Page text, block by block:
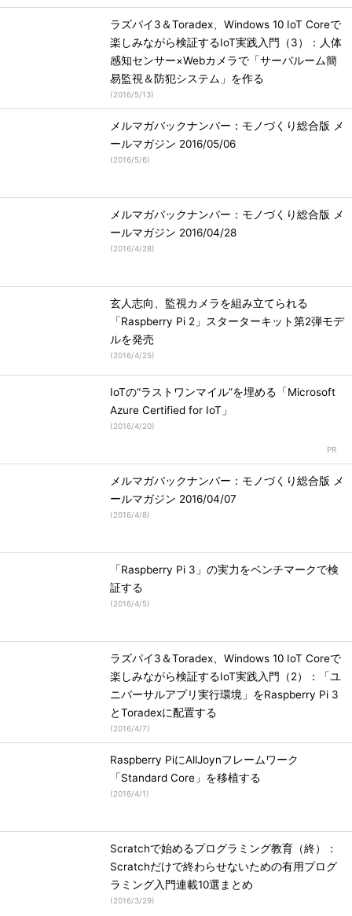
ラズパイ3＆Toradex、Windows 10 IoT Coreで
楽しみながら検証するIoT実践入門（3）：人体
感知センサー×Webカメラで「サーバルーム簡
易監視＆防犯システム」を作る
(2016/5/13)
メルマガバックナンバー：モノづくり総合版 メ
ールマガジン 2016/05/06
(2016/5/6)
メルマガバックナンバー：モノづくり総合版 メ
ールマガジン 2016/04/28
(2016/4/28)
玄人志向、監視カメラを組み立てられる
「Raspberry Pi 2」スターターキット第2弾モデ
ルを発売
(2016/4/25)
IoTの“ラストワンマイル”を埋める「Microsoft
Azure Certified for IoT」
(2016/4/20)
メルマガバックナンバー：モノづくり総合版 メ
ールマガジン 2016/04/07
(2016/4/8)
「Raspberry Pi 3」の実力をベンチマークで検
証する
(2016/4/5)
ラズパイ3＆Toradex、Windows 10 IoT Coreで
楽しみながら検証するIoT実践入門（2）：「ユ
ニバーサルアプリ実行環境」をRaspberry Pi 3
とToradexに配置する
(2016/4/7)
Raspberry PiにAllJoynフレームワーク
「Standard Core」を移植する
(2016/4/1)
Scratchで始めるプログラミング教育（終）：
Scratchだけで終わらせないための有用プログ
ラミング入門連載10選まとめ
(2016/3/29)